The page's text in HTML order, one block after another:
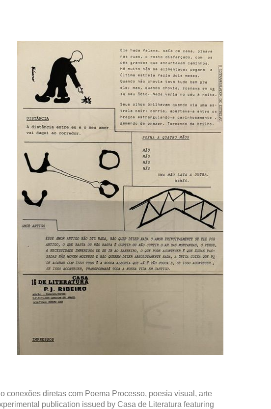
conexões diretas com Poema Processo, poesia visual, arte
publication issued by Casa de Literatura featuring